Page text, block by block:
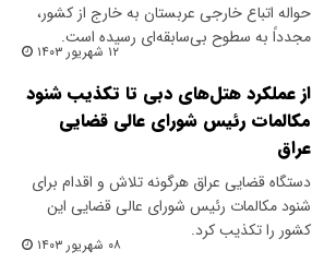
حواله اتباع خارجی عربستان به خارج از کشور،
مجدداً به سطوح بی‌سابقه‌ای رسیده است.
۱۲ شهریور ۱۴۰۳
از عملکرد هتل‌های دبی تا تکذیب شنود
مکالمات رئیس شورای عالی قضایی
عراق
دستگاه قضایی عراق هرگونه تلاش و اقدام برای
شنود مکالمات رئیس شورای عالی قضایی این
کشور را تکذیب کرد.
۰۸ شهریور ۱۴۰۳